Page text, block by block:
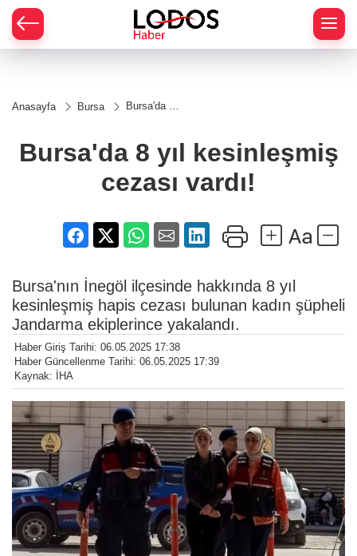
Anasayfa Bursa
Bursa'da 8
cezası
vardı!
Bursa'da 8 yıl kesinleşmiş
cezası vardı!
Bursa'nın İnegöl ilçesinde hakkında 8 yıl
kesinleşmiş hapis cezası bulunan kadın şüpheli
Jandarma ekiplerince yakalandı.
Haber Giriş Tarihi: 06.05.2025 17:38
Haber Güncellenme Tarihi: 06.05.2025 17:39
Kaynak: İHA